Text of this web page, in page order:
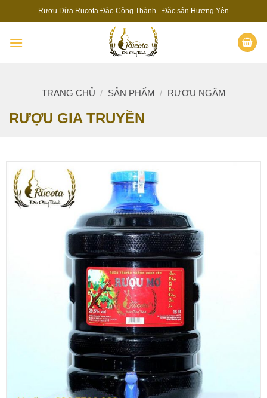
to
content
Rượu Dừa Rucota Đào Công Thành - Đặc sản Hương Yên
TRANG CHỦ / SẢN PHẨM / RƯỢU NGÂM
RƯỢU GIA TRUYỀN